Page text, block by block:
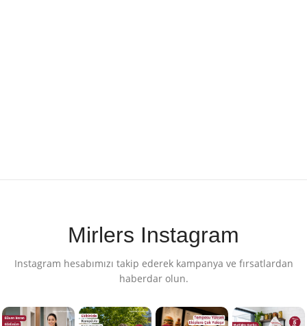
Mirlers Instagram
Instagram hesabımızı takip ederek kampanya ve fırsatlardan
haberdar olun.